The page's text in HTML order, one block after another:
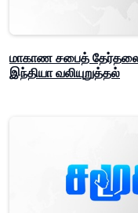
மாகாண சபைத்
இந்தியா வலியுறுத்தல்